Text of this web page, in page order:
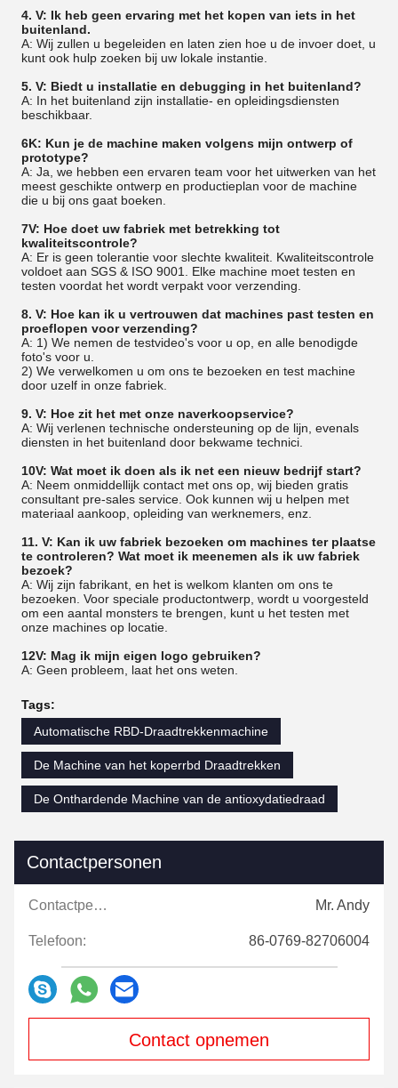
4. V: Ik heb geen ervaring met het kopen van iets in het
buitenland.
A: Wij zullen u begeleiden en laten zien hoe u de invoer doet, u
kunt ook hulp zoeken bij uw lokale instantie.
5. V: Biedt u installatie en debugging in het buitenland?
A: In het buitenland zijn installatie- en opleidingsdiensten
beschikbaar.
6K: Kun je de machine maken volgens mijn ontwerp of
prototype?
A: Ja, we hebben een ervaren team voor het uitwerken van het
meest geschikte ontwerp en productieplan voor de machine
die u bij ons gaat boeken.
7V: Hoe doet uw fabriek met betrekking tot
kwaliteitscontrole?
A: Er is geen tolerantie voor slechte kwaliteit. Kwaliteitscontrole
voldoet aan SGS & ISO 9001. Elke machine moet testen en
testen voordat het wordt verpakt voor verzending.
8. V: Hoe kan ik u vertrouwen dat machines past testen en
proeflopen voor verzending?
A: 1) We nemen de testvideo's voor u op, en alle benodigde
foto's voor u.
2) We verwelkomen u om ons te bezoeken en test machine
door uzelf in onze fabriek.
9. V: Hoe zit het met onze naverkoopservice?
A: Wij verlenen technische ondersteuning op de lijn, evenals
diensten in het buitenland door bekwame technici.
10V: Wat moet ik doen als ik net een nieuw bedrijf start?
A: Neem onmiddellijk contact met ons op, wij bieden gratis
consultant pre-sales service. Ook kunnen wij u helpen met
materiaal aankoop, opleiding van werknemers, enz.
11. V: Kan ik uw fabriek bezoeken om machines ter plaatse
te controleren? Wat moet ik meenemen als ik uw fabriek
bezoek?
A: Wij zijn fabrikant, en het is welkom klanten om ons te
bezoeken. Voor speciale productontwerp, wordt u voorgesteld
om een aantal monsters te brengen, kunt u het testen met
onze machines op locatie.
12V: Mag ik mijn eigen logo gebruiken?
A: Geen probleem, laat het ons weten.
Tags:
Automatische RBD-Draadtrekkenmachine
De Machine van het koperrbd Draadtrekken
De Onthardende Machine van de antioxydatiedraad
Contactpersonen
Contactpersonen: Mr. Andy
Telefoon: 86-0769-82706004
Contact opnemen